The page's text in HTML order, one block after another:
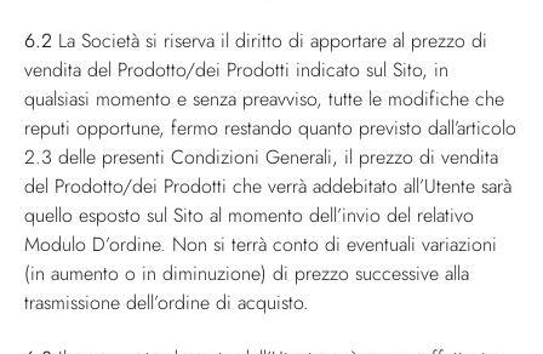
6.2 La Società si riserva il diritto di apportare al prezzo di
vendita del Prodotto/dei Prodotti indicato sul Sito, in
qualsiasi momento e senza preavviso, tutte le modifiche che
reputi opportune, fermo restando quanto previsto dall’articolo
2.3 delle presenti Condizioni Generali, il prezzo di vendita
del Prodotto/dei Prodotti che verrà addebitato all’Utente sarà
quello esposto sul Sito al momento dell’invio del relativo
Modulo D’ordine. Non si terrà conto di eventuali variazioni
(in aumento o in diminuzione) di prezzo successive alla
trasmissione dell’ordine di acquisto.